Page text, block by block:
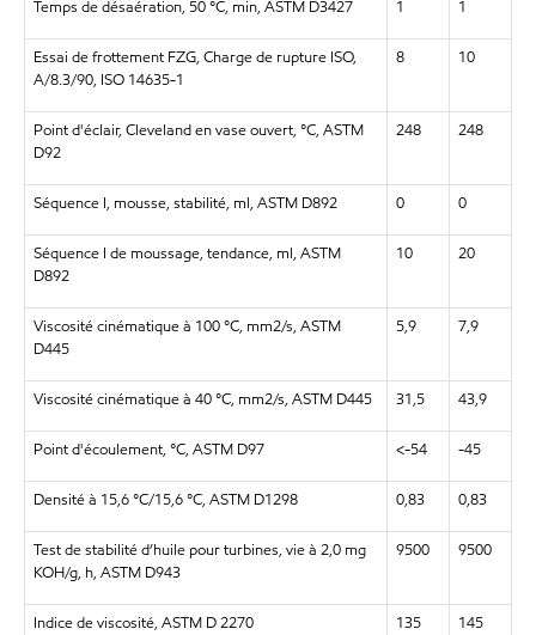
Temps de désaération, 50 °C, min, ASTM D3427 1 1
Essai de frottement FZG, Charge de rupture ISO,
A/8.3/90, ISO 14635-1
8 10
Point d'éclair, Cleveland en vase ouvert, °C, ASTM
D92
248 248
Séquence I, mousse, stabilité, ml, ASTM D892 0 0
Séquence I de moussage, tendance, ml, ASTM
D892
10 20
Viscosité cinématique à 100 °C, mm2/s, ASTM
D445
5,9 7,9
Viscosité cinématique à 40 °C, mm2/s, ASTM D445 31,5 43,9
Point d'écoulement, °C, ASTM D97 <-54 -45
Densité à 15,6 °C/15,6 °C, ASTM D1298 0,83 0,83
Test de stabilité d’huile pour turbines, vie à 2,0 mg
KOH/g, h, ASTM D943
9500 9500
Indice de viscosité, ASTM D 2270 135 145